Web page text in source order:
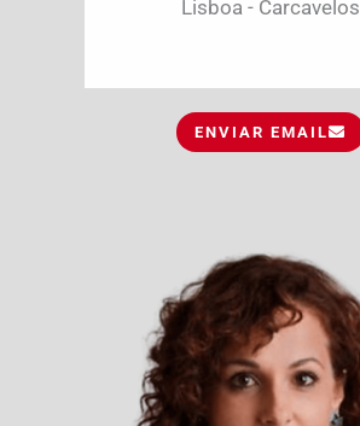
Lisboa - Carcavelos
ENVIAR EMAIL